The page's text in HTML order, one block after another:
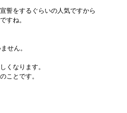
誓をするぐらいの人気ですから
すね。
せん。
くなります。
ことです。